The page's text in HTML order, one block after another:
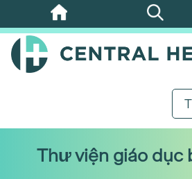
Bỏ
qua
nội
Thư viện giáo dục